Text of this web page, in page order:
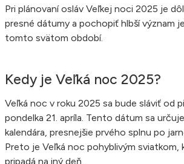
Pri plánovaní osláv Veľkej noci 2025 je
presné dátumy a pochopiť hlbší význam
tomto svätom období.
Kedy je Veľká noc 2025?
Veľká noc v roku 2025 sa bude sláviť od
pondelka 21. apríla. Tento dátum sa
kalendára, presnejšie prvého splnu po
Preto je Veľká noc pohyblivým sviatkom,
pripadá na iný deň.